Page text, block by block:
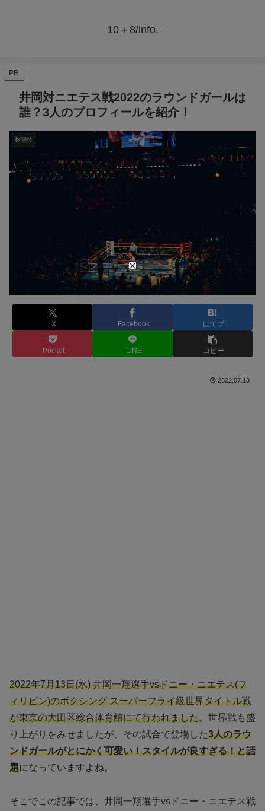
10＋8/info.
PR
井岡対ニエテス戦2022のラウンドガールは
誰？3人のプロフィールを紹介！
格闘技
X Facebook はてブ
Pocket LINE コピー
2022.07.13
2022年7月13日(水) 井岡一翔選手vsドニー・ニエテス(フ
ィリピン)のボクシング スーパーフライ級世界タイトル戦
が東京の大田区総合体育館にて行われました。世界戦も盛
り上がりをみせましたが、その試合で登場した3人のラウ
ンドガールがとにかく可愛い！スタイルが良すぎる！と話
題になっていますよね。
そこでこの記事では、井岡一翔選手vsドニー・ニエテス戦